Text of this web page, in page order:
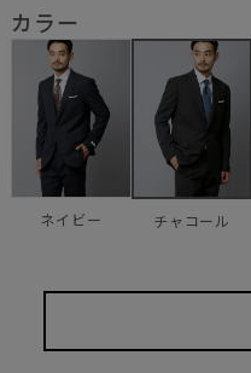
カラー
ネイビー チャコール